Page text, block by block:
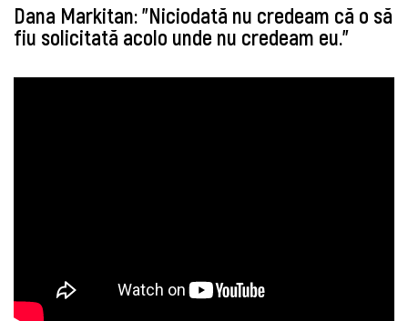
Dana Markitan: "Niciodată nu credeam că o să
fiu solicitată acolo unde nu credeam eu."